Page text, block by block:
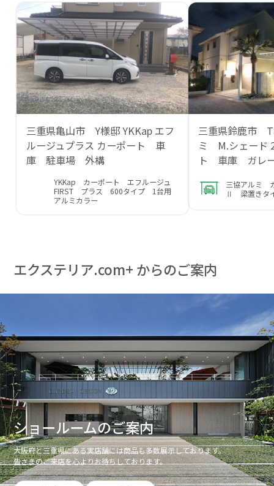
三重県亀山市 Y様邸 YKKap エフ
ルージュプラス カーポート 車
庫 駐車場 外構
YKKap カーポート エフルージュ
FIRST プラス 600タイプ 1台用
アルミカラー
三重県鈴鹿市 T
ミ M.シェード
ト 車庫 ガレ
三協アルミ
Ⅱ 梁置きタ
エクステリア.com+ からのご案内
ショールームのご案内
大阪府と三重県にある実店舗には商品も多数展示しております。
皆さまのご来店を心よりお待ちしております。